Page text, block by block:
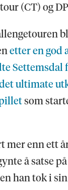
(CT) og
etter en god
Settemsdal
ultimate
som
mer enn ett
å satse
han tok i